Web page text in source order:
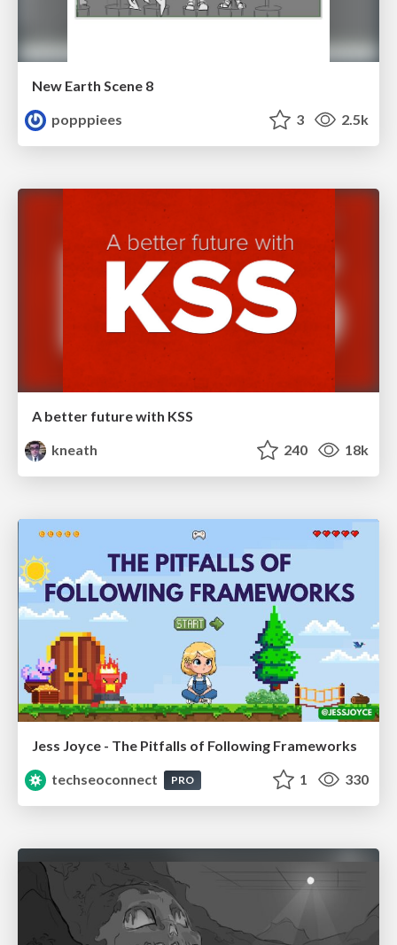
New Earth Scene 8
popppiees
3 2.5k
A better future with KSS
kneath
240 18k
Jess Joyce - The Pitfalls of Following Frameworks
techseoconnect
PRO 1 330